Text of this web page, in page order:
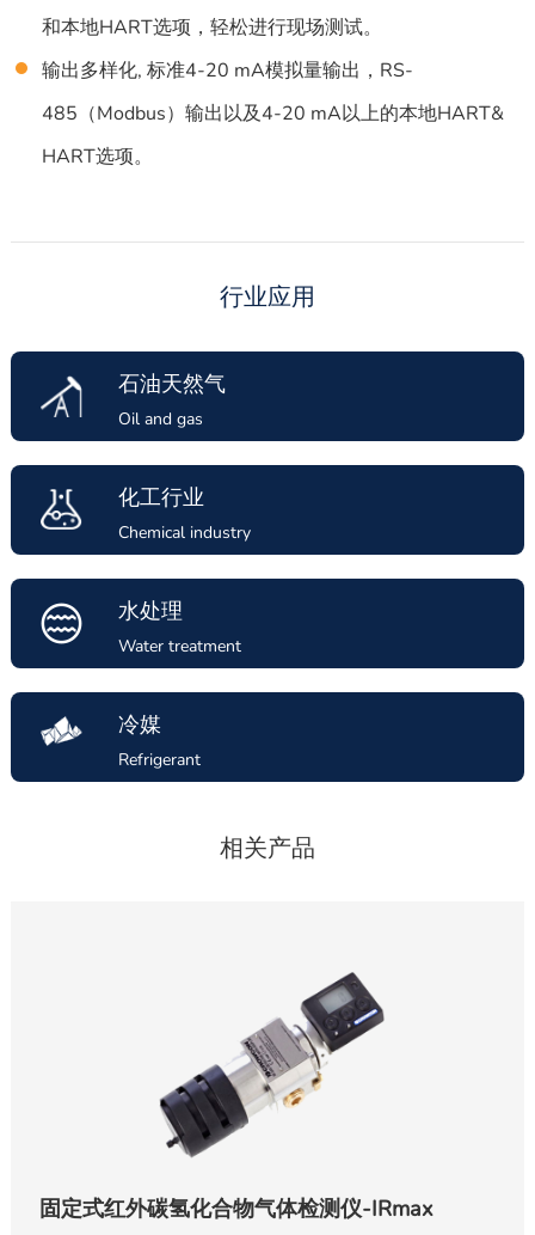
和本地HART选项，轻松进行现场测试。
输出多样化, 标准4-20 mA模拟量输出，RS-
485（Modbus）输出以及4-20 mA以上的本地HART&
HART选项。
行业应用
石油天然气
Oil and gas
化工行业
Chemical industry
水处理
Water treatment
冷媒
Refrigerant
相关产品
固定式红外碳氢化合物气体检测仪-IRmax